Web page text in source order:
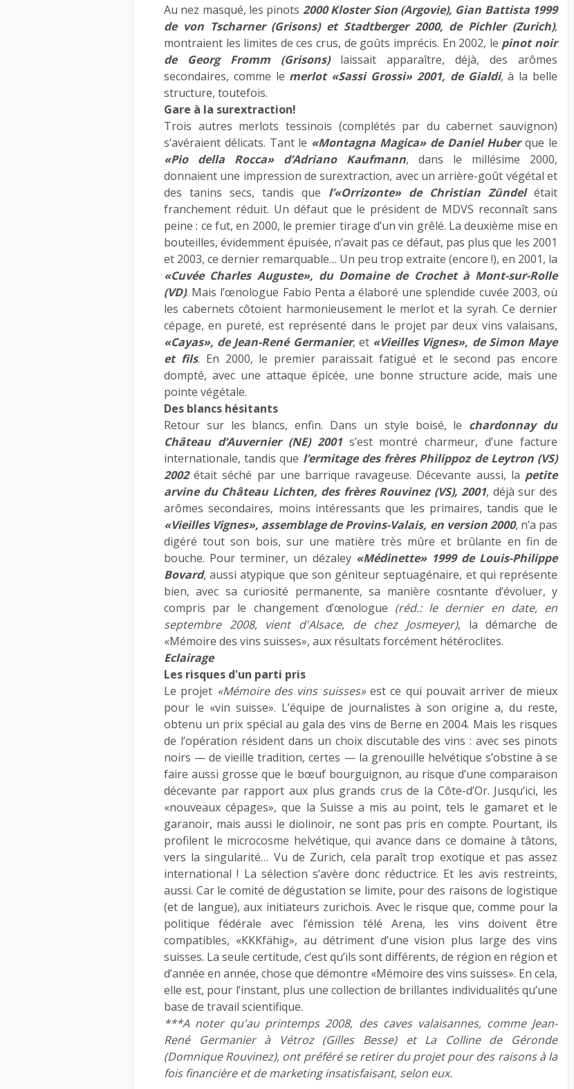
Au nez masqué, les pinots 2000 Kloster Sion (Argovie), Gian Battista 1999
de von Tscharner (Grisons) et Stadtberger 2000, de Pichler (Zurich),
montraient les limites de ces crus, de goûts imprécis. En 2002, le pinot noir
de Georg Fromm (Grisons)laissait apparaître, déjà, des arômes
secondaires, comme le merlot «Sassi Grossi» 2001, de Gialdi, à la belle
structure, toutefois.
Gare à la surextraction!
Trois autres merlots tessinois (complétés par du cabernet sauvignon)
s’avéraient délicats. Tant le «Montagna Magica» de Daniel Huberque le
«Pio della Rocca» d’Adriano Kaufmann, dans le millésime 2000,
donnaient une impression de surextraction, avec un arrière-goût végétal et
des tanins secs, tandis que l’«Orrizonte» de Christian Zündelétait
franchement réduit. Un défaut que le président de MDVS reconnaît sans
peine : ce fut, en 2000, le premier tirage d’un vin grêlé. La deuxième mise en
bouteilles, évidemment épuisée, n’avait pas ce défaut, pas plus que les 2001
et 2003, ce dernier remarquable… Un peu trop extraite (encore !), en 2001, la
«Cuvée Charles Auguste», du Domaine de Crochet à Mont-sur-Rolle
(VD). Mais l’œnologue Fabio Penta a élaboré une splendide cuvée 2003, où
les cabernets côtoient harmonieusement le merlot et la syrah. Ce dernier
cépage, en pureté, est représenté dans le projet par deux vins valaisans,
«Cayas», de Jean-René Germanier, et «Vieilles Vignes», de Simon Maye
et fils. En 2000, le premier paraissait fatigué et le second pas encore
dompté, avec une attaque épicée, une bonne structure acide, mais une
pointe végétale.
Des blancs hésitants
Retour sur les blancs, enfin. Dans un style boisé, le chardonnay du
Château d’Auvernier (NE) 2001s’est montré charmeur, d’une facture
internationale, tandis que l’ermitage des frères Philippoz de Leytron (VS)
2002était séché par une barrique ravageuse. Décevante aussi, la petite
arvine du Château Lichten, des frères Rouvinez (VS), 2001, déjà sur des
arômes secondaires, moins intéressants que les primaires, tandis que le
«Vieilles Vignes», assemblage de Provins-Valais, en version 2000, n’a pas
digéré tout son bois, sur une matière très mûre et brûlante en fin de
bouche. Pour terminer, un dézaley «Médinette» 1999 de Louis-Philippe
Bovard, aussi atypique que son géniteur septuagénaire, et qui représente
bien, avec sa curiosité permanente, sa manière cosntante d’évoluer, y
compris par le changement d’œnologue (réd.: le dernier en date, en
septembre 2008, vient d'Alsace, de chez Josmeyer), la démarche de
«Mémoire des vins suisses», aux résultats forcément hétéroclites.
Eclairage
Les risques d'un parti pris
Le projet «Mémoire des vins suisses»est ce qui pouvait arriver de mieux
pour le «vin suisse». L’équipe de journalistes à son origine a, du reste,
obtenu un prix spécial au gala des vins de Berne en 2004. Mais les risques
de l’opération résident dans un choix discutable des vins : avec ses pinots
noirs — de vieille tradition, certes — la grenouille helvétique s’obstine à se
faire aussi grosse que le bœuf bourguignon, au risque d’une comparaison
décevante par rapport aux plus grands crus de la Côte-d’Or. Jusqu’ici, les
«nouveaux cépages», que la Suisse a mis au point, tels le gamaret et le
garanoir, mais aussi le diolinoir, ne sont pas pris en compte. Pourtant, ils
profilent le microcosme helvétique, qui avance dans ce domaine à tâtons,
vers la singularité… Vu de Zurich, cela paraît trop exotique et pas assez
international ! La sélection s’avère donc réductrice. Et les avis restreints,
aussi. Car le comité de dégustation se limite, pour des raisons de logistique
(et de langue), aux initiateurs zurichois. Avec le risque que, comme pour la
politique fédérale avec l’émission télé Arena, les vins doivent être
compatibles, «KKKfähig», au détriment d’une vision plus large des vins
suisses. La seule certitude, c’est qu’ils sont différents, de région en région et
d’année en année, chose que démontre «Mémoire des vins suisses». En cela,
elle est, pour l’instant, plus une collection de brillantes individualités qu’une
base de travail scientifique.
***A noter qu'au printemps 2008, des caves valaisannes, comme Jean-
René Germanier à Vétroz (Gilles Besse) et La Colline de Géronde
(Domnique Rouvinez), ont préféré se retirer du projet pour des raisons à la
fois financière et de marketing insatisfaisant, selon eux.